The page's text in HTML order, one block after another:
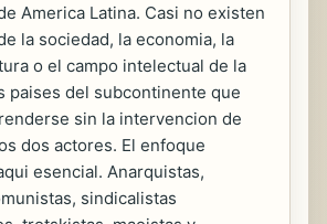
America Latina. Casi no existen
la sociedad, la economia, la
o el campo intelectual de la
paises del subcontinente que
sin la intervencion de
dos actores. El enfoque
esencial. Anarquistas,
sindicalistas